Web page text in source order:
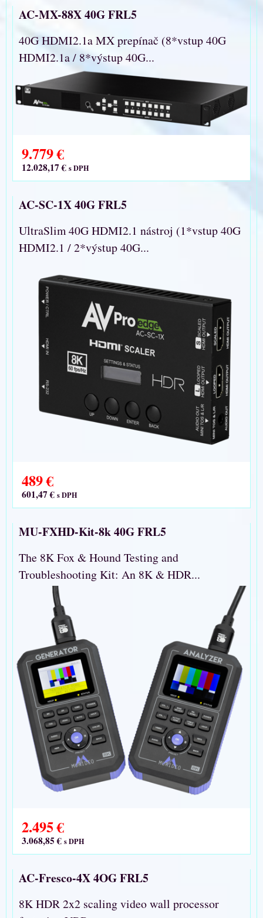
AC-MX-88X 40G FRL5
40G HDMI2.1a MX prepínač (8*vstup 40G
HDMI2.1a / 8*výstup 40G...
9.779 €
12.028,17 € s DPH
AC-SC-1X 40G FRL5
UltraSlim 40G HDMI2.1 nástroj (1*vstup 40G
HDMI2.1 / 2*výstup 40G...
489 €
601,47 € s DPH
MU-FXHD-Kit-8k 40G FRL5
The 8K Fox & Hound Testing and
Troubleshooting Kit: An 8K & HDR...
2.495 €
3.068,85 € s DPH
AC-Fresco-4X 4OG FRL5
8K HDR 2x2 scaling video wall processor